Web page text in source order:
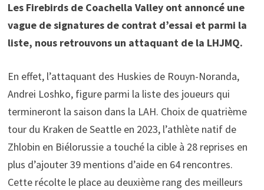
Les Firebirds de Coachella Valley ont annoncé une
vague de signatures de contrat d’essai et parmi la
liste, nous retrouvons un attaquant de la LHJMQ.
En effet, l’attaquant des Huskies de Rouyn-Noranda,
Andrei Loshko, figure parmi la liste des joueurs qui
termineront la saison dans la LAH. Choix de quatrième
tour du Kraken de Seattle en 2023, l’athlète natif de
Zhlobin en Biélorussie a touché la cible à 28 reprises en
plus d’ajouter 39 mentions d’aide en 64 rencontres.
Cette récolte le place au deuxième rang des meilleurs